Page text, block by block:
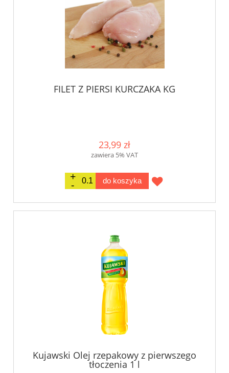
FILET Z PIERSI KURCZAKA KG
23,99 zł
zawiera 5% VAT
do koszyka
Kujawski Olej rzepakowy z pierwszego
tłoczenia 1 l